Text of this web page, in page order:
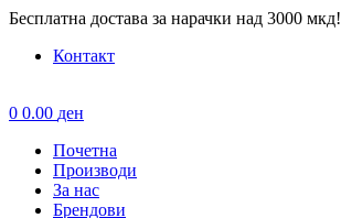
Бесплатна достава за нарачки над 3000 мкд!
Контакт
0 0.00 ден
Почетна
Производи
За нас
Брендови